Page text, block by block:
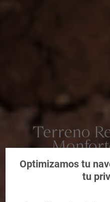
Terreno
Optimizamos tu
tu